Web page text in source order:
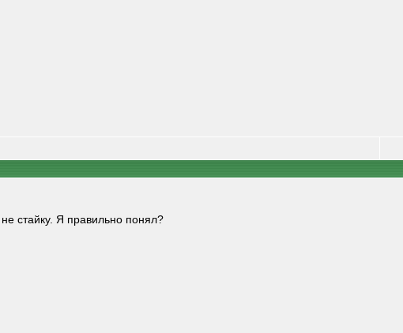
стайку. Я правильно понял?